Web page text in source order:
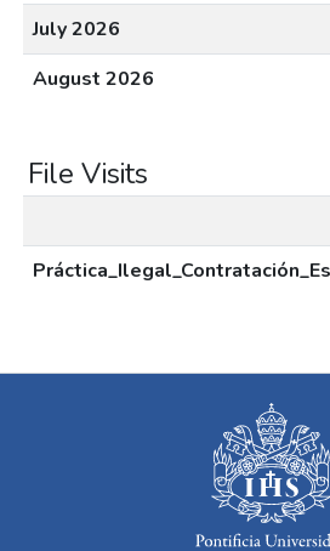
July 2026
August 2026
File Visits